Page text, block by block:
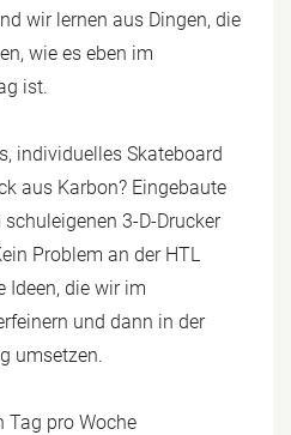
wir lernen aus Dingen, die
wie es eben im
ist.
individuelles Skateboard
aus Karbon? Eingebaute
3-D-Drucker
Problem an der HTL
Ideen, die wir im
und dann in der
umsetzen.
Tag pro Woche